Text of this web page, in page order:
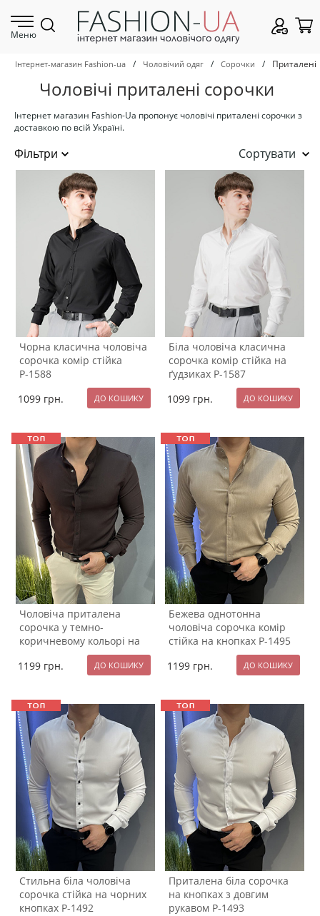
Меню
Інтернет-магазин Fashion-ua / Чоловічий одяг / Сорочки / Приталені
Чоловічі приталені сорочки
Інтернет магазин Fashion-Ua пропонує чоловічі приталені сорочки з
доставкою по всій Україні.
Сортувати
Чорна класична чоловіча
сорочка комір стійка
Р-1588
1099 грн.
Біла чоловіча класична
сорочка комір стійка на
ґудзиках Р-1587
1099 грн.
Чоловіча приталена
сорочка у темно-
коричневому кольорі на
кнопках Р-1535
1199 грн.
Бежева однотонна
чоловіча сорочка комір
стійка на кнопках Р-1495
1199 грн.
Стильна біла чоловіча
сорочка стійка на чорних
кнопках Р-1492
Приталена біла сорочка
на кнопках з довгим
рукавом Р-1493